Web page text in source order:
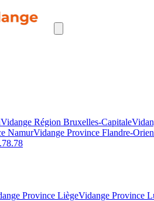
Vidange Région Bruxelles-Capitale
NamurVidange Province Flandre-
Province LiègeVidange Province